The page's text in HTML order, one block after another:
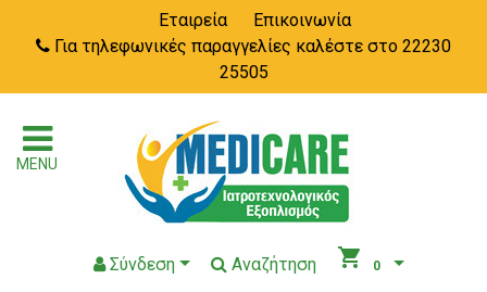
Εταιρεία
Επικοινωνία
Για τηλεφωνικές παραγγελίες καλέστε στο 22230
25505
MENU
Σύνδεση Αναζήτηση shopping_cart 0